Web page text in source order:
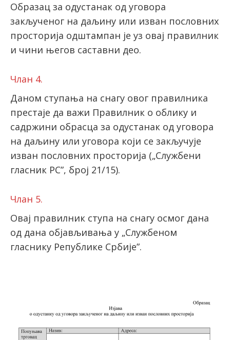
Образац за одустанак од уговора
закљученог на даљину или изван пословних
просторија одштампан је уз овај правилник
и чини његов саставни део.
Члан 4.
Даном ступања на снагу овог правилника
престаје да важи Правилник о облику и
садржини обрасца за одустанак од уговора
на даљину или уговора који се закључује
изван пословних просторија („Службени
гласник РС”, број 21/15).
Члан 5.
Овај правилник ступа на снагу осмог дана
од дана објављивања у „Службеном
гласнику Републике Србије”.